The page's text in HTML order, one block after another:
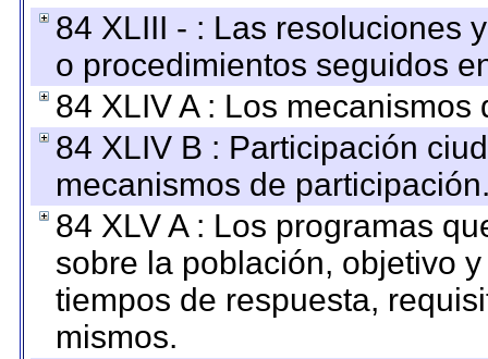
84 XLIII - : Las resoluciones
o procedimientos seguidos
84 XLIV A : Los
84 XLIV B : Participación
mecanismos de
84 XLV A : Los programas
sobre la población, objetivo
tiempos de respuesta,
mismos.